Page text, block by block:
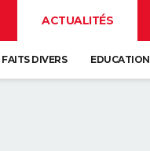
ACTUALITÉS
FAITS DIVERS EDUCATION